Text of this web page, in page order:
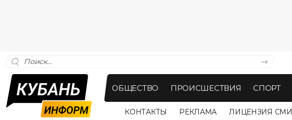
ОБЩЕСТВО ПРОИСШЕСТВИЯ СПОРТ
КОНТАКТЫ РЕКЛАМА ЛИЦЕНЗИЯ СМИ